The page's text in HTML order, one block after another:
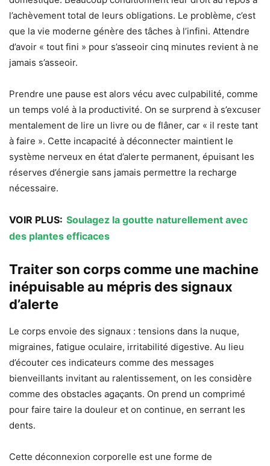
l’achèvement total de leurs obligations. Le problème, c’est
que la vie moderne génère des tâches à l’infini. Attendre
d’avoir « tout fini » pour s’asseoir cinq minutes revient à ne
jamais s’asseoir.
Prendre une pause est alors vécu avec culpabilité, comme
un temps volé à la productivité. On se surprend à s’excuser
mentalement de lire un livre ou de flâner, car « il reste tant
à faire ». Cette incapacité à déconnecter maintient le
système nerveux en état d’alerte permanent, épuisant les
réserves d’énergie sans jamais permettre la recharge
nécessaire.
VOIR PLUS: Soulagez la goutte naturellement avec
des plantes efficaces
Traiter son corps comme une machine
inépuisable au mépris des signaux
d’alerte
Le corps envoie des signaux : tensions dans la nuque,
migraines, fatigue oculaire, irritabilité digestive. Au lieu
d’écouter ces indicateurs comme des messages
bienveillants invitant au ralentissement, on les considère
comme des obstacles agaçants. On prend un comprimé
pour faire taire la douleur et on continue, en serrant les
dents.
Cette déconnexion corporelle est une forme de